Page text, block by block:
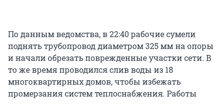
По данным ведомства, в 22:40 рабочие сумели
поднять трубопровод диаметром 325 мм на опоры
и начали обрезать поврежденные участки сети. В
то же время проводился слив воды из 18
многоквартирных домов, чтобы избежать
промерзания систем теплоснабжения. Работы